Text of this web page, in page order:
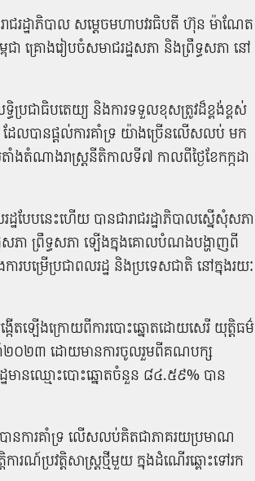
រដ្ឋាភិបាល សម្តេច​មហា​បវរ​ធិ​បតី ហ៊ុន ម៉ា​ណែ​ត
ពុជា គ្រោង​រៀបចំ​សមាជ​រដ្ឋសភា ​និង​ព្រឹទ្ធសភា នៅ​
ធិប្រជាធិបតេយ្យ​ និង​ការ​ទទួលខុសត្រូវ​ដ៏​ខ្ពង់ខ្ពស់​
ដែល​បាន​ផ្តល់​ការ​គាំទ្រ យ៉ាងច្រើន​លើសលប់ មក​
ាំង​តំណាងរាស្ត្រ​នីតិកាល​ទី​៧ កាលពី​ថ្ងៃខែ​កក្កដា
ឋ​បែប​នេះ​ហើយ បានជា​រាជរដ្ឋាភិបាល​ស្នើ​សុំ​សភា​
សភា ព្រឹទ្ធសភា ឡើងក្នុង​គោលបំណង​បង្ហាញ​ពី​
ារ​បម្រើ​ប្រជាពលរដ្ឋ​ និង​ប្រទេស​ជាតិ​ នៅ​ក្នុង​រយៈ
កើត​ឡើង​ក្រោយ​ពី​ការ​បោះ​ឆ្នោត​ដោយ​សេរី យុត្តិធម៌
នាំ​២០២៣ ដោយ​មានការ​ចូលរួម​ពី​គណបក្ស​
ានឈ្មោះ​បោះ​ឆ្នោត​ចំនួន ៨៤.៥៩% បាន​
នការ​គាំទ្រ លើសលប់​គិត​ជា​ភាគរយ​ប្រមាណ
រណ៍​ប្រវត្តិសាស្ត្រ​ថ្មី​មួយ ​ក្នុង​ដំណើរ​ឆ្ពោះទៅ​រក​